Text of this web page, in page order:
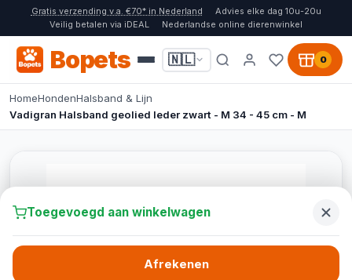
Gratis verzending v.a. €70* in Nederland
Advies elke dag 10u-20u
Veilig betalen via iDEAL
Nederlandse online dierenwinkel
Bopets 🇳🇱 0
HomeHondenHalsband & Lijn
Vadigran Halsband geolied leder zwart - M 34 - 45 cm - M
Toegevoegd aan winkelwagen
Afrekenen